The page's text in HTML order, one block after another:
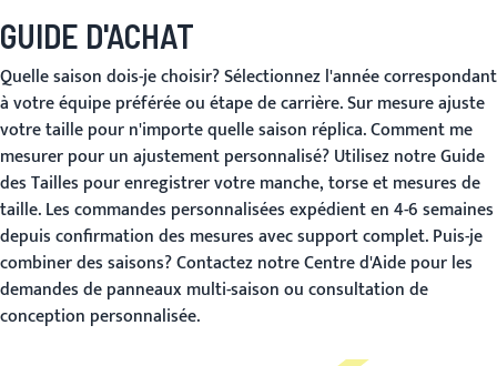
GUIDE D'ACHAT
Quelle saison dois-je choisir?Sélectionnez l'année correspondant
à votre équipe préférée ou étape de carrière. Sur mesure ajuste
votre taille pour n'importe quelle saison réplica.Comment me
mesurer pour un ajustement personnalisé?Utilisez notreGuide
des Tailles pour enregistrer votre manche, torse et mesures de
taille. Les commandes personnalisées expédient en 4-6 semaines
depuis confirmation des mesures avec support complet.Puis-je
combiner des saisons?Contactez notreCentre d'Aidepour les
demandes de panneaux multi-saison ou consultation de
conception personnalisée.